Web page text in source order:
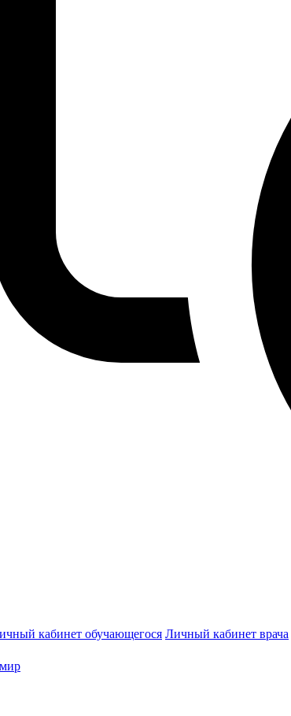
кабинет обучающегося Личный кабинет врача